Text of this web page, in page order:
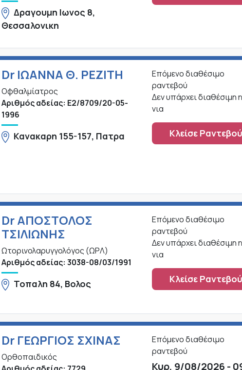
Δραγουμη Ιωνος 8,
Θεσσαλονικη
Dr ΙΩΑΝΝΑ Θ. ΡΕΖΙΤΗ
Οφθαλμίατρος
Αριθμός αδείας: Ε2/8709/20-05-
1996
Κανακαρη 155-157, Πατρα
Επόμενο διαθέσιμο
ραντεβού
Δεν υπάρχει διαθέσιμη
νια
Κλείσε Ραντεβού
Dr ΑΠΟΣΤΟΛΟΣ
ΤΣΙΛΙΩΝΗΣ
Ωτορινολαρυγγολόγος (ΩΡΛ)
Αριθμός αδείας: 3038-08/03/1991
Τοπαλη 84, Βολος
Επόμενο διαθέσιμο
ραντεβού
Δεν υπάρχει διαθέσιμη
νια
Κλείσε Ραντεβού
Dr ΓΕΩΡΓΙΟΣ ΣΧΙΝΑΣ
Ορθοπαιδικός
Επόμενο διαθέσιμο
ραντεβού
Κυρ, 9/08/2026 -